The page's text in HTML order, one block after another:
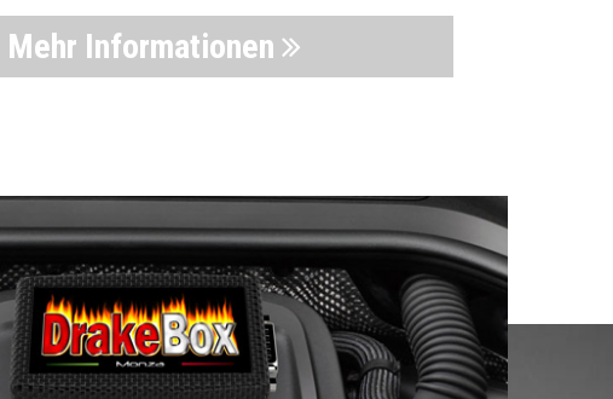
Mehr Informationen